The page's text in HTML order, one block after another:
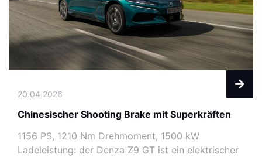
20.04.2026
Chinesischer Shooting Brake mit Superkräften
1156 PS, 1210 Nm Drehmoment, 1500 kW
Ladeleistung: der Denza Z9 GT ist ein elektrischer